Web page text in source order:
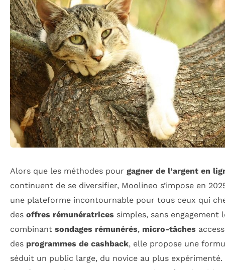
Alors que les méthodes pour gagner de l’argent en
continuent de se diversifier, Moolineo s’impose en
une plateforme incontournable pour tous ceux qui
des offres rémunératrices simples, sans engagement
combinant sondages rémunérés, micro-tâches
des programmes de cashback, elle propose une
séduit un public large, du novice au plus expérimenté.